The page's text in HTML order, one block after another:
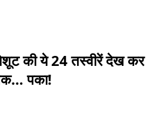
की ये 24 तस्वीरें देख कर
पका!